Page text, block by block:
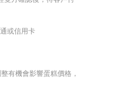
或信用卡
有機會影響蛋糕價格，